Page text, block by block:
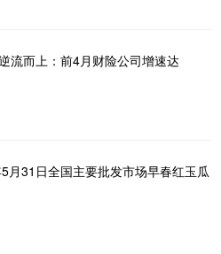
流而上：前4月财险公司增速达
月31日全国主要批发市场早春红玉瓜